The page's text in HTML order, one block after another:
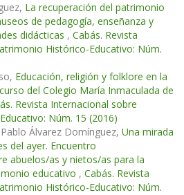
La recuperación del patrimonio
de pedagogía, enseñanza y
didácticas , Cabás. Revista
Histórico-Educativo: Núm.
Educación, religión y folklore en la
del Colegio María Inmaculada de
Revista Internacional sobre
Núm. 15 (2016)
Álvarez Domínguez, Una mirada
del ayer. Encuentro
abuelos/as y nietos/as para la
educativo , Cabás. Revista
Histórico-Educativo: Núm.